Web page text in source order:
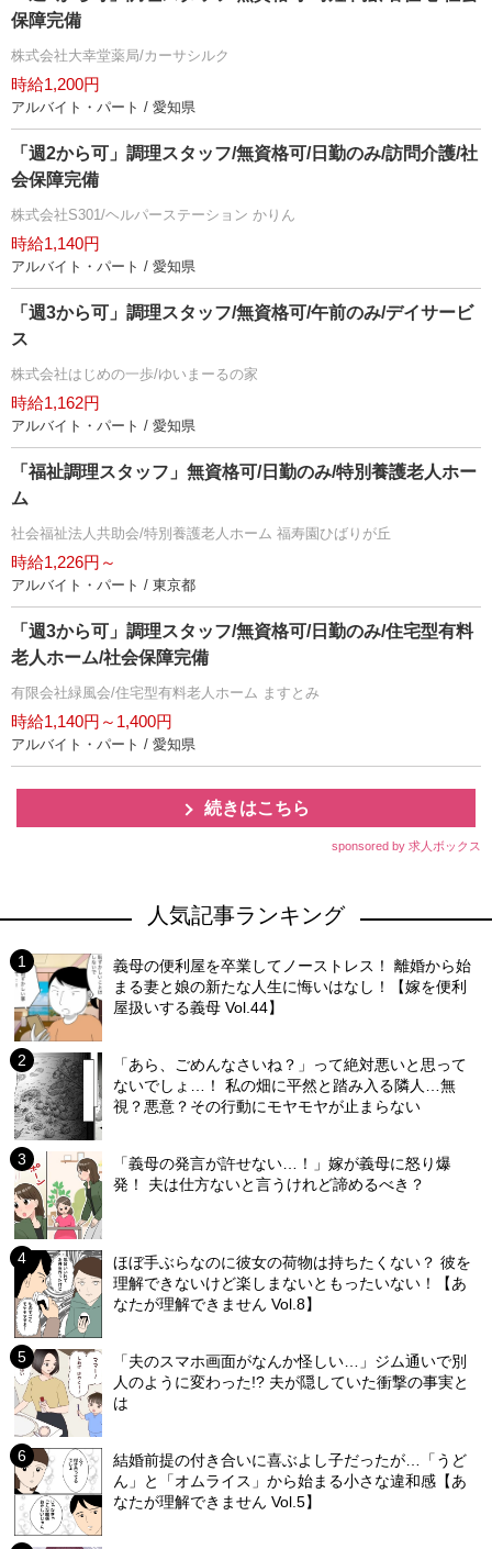
保障完備
株式会社大幸堂薬局/カーサシルク
時給1,200円
アルバイト・パート / 愛知県
「週2から可」調理スタッフ/無資格可/日勤のみ/訪問介護/社
会保障完備
株式会社S301/ヘルパーステーション かりん
時給1,140円
アルバイト・パート / 愛知県
「週3から可」調理スタッフ/無資格可/午前のみ/デイサービ
ス
株式会社はじめの一歩/ゆいまーるの家
時給1,162円
アルバイト・パート / 愛知県
「福祉調理スタッフ」無資格可/日勤のみ/特別養護老人ホー
ム
社会福祉法人共助会/特別養護老人ホーム 福寿園ひばりが丘
時給1,226円～
アルバイト・パート / 東京都
「週3から可」調理スタッフ/無資格可/日勤のみ/住宅型有料
老人ホーム/社会保障完備
有限会社緑風会/住宅型有料老人ホーム ますとみ
時給1,140円～1,400円
アルバイト・パート / 愛知県
続きはこちら
sponsored by 求人ボックス
人気記事ランキング
義母の便利屋を卒業してノーストレス！ 離婚から始
まる妻と娘の新たな人生に悔いはなし！【嫁を便利
屋扱いする義母 Vol.44】
「あら、ごめんなさいね？」って絶対悪いと思って
ないでしょ…！ 私の畑に平然と踏み入る隣人…無
視？悪意？その行動にモヤモヤが止まらない
「義母の発言が許せない…！」嫁が義母に怒り爆
発！ 夫は仕方ないと言うけれど諦めるべき？
ほぼ手ぶらなのに彼女の荷物は持ちたくない？ 彼を
理解できないけど楽しまないともったいない！【あ
なたが理解できません Vol.8】
「夫のスマホ画面がなんか怪しい…」ジム通いで別
人のように変わった!? 夫が隠していた衝撃の事実と
は
結婚前提の付き合いに喜ぶよし子だったが…「うど
ん」と「オムライス」から始まる小さな違和感【あ
なたが理解できません Vol.5】